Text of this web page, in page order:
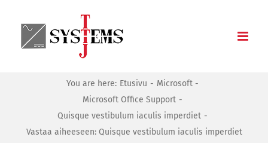
content
You are here: Etusivu
Microsoft
Microsoft Office Support
Quisque vestibulum iaculis imperdiet
Vastaa aiheeseen: Quisque vestibulum iaculis imperdiet